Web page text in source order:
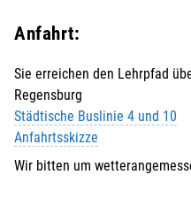
Anfahrt:
Sie erreichen den Lehrpfad
Regensburg
Städtische Buslinie 4 und 10
Anfahrtsskizze
Wir bitten um